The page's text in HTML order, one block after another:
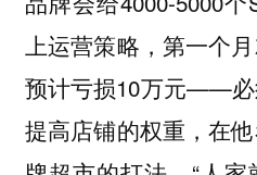
上运营策略，第一个
预计亏损10万元——必
提高店铺的权重，在